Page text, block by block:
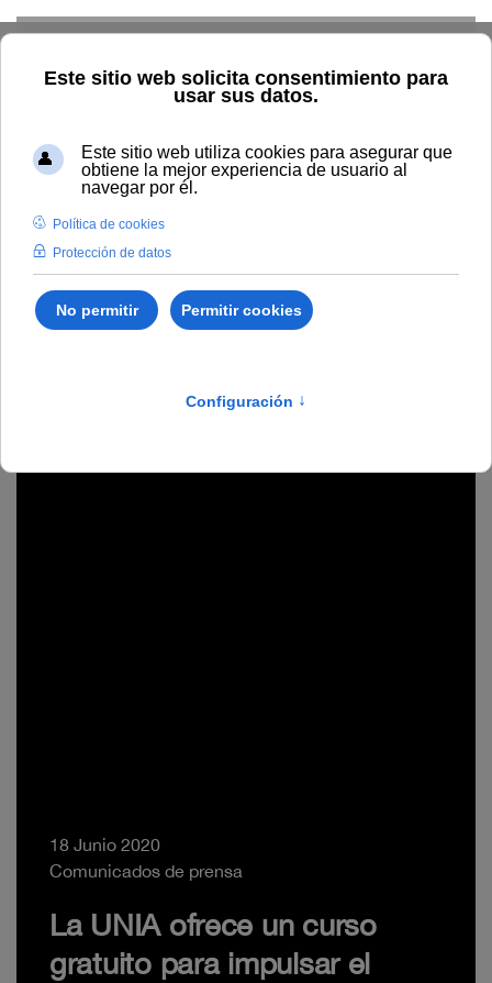
18 Junio 2020
Comunicados de prensa
La UNIA ofrece un curso
gratuito para impulsar el